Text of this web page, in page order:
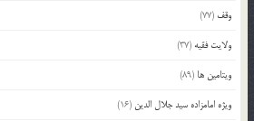
وقف (77)
ولایت فقیه (37)
ویتامین ها (89)
ویژه امامزاده سید جلال الدین (16)